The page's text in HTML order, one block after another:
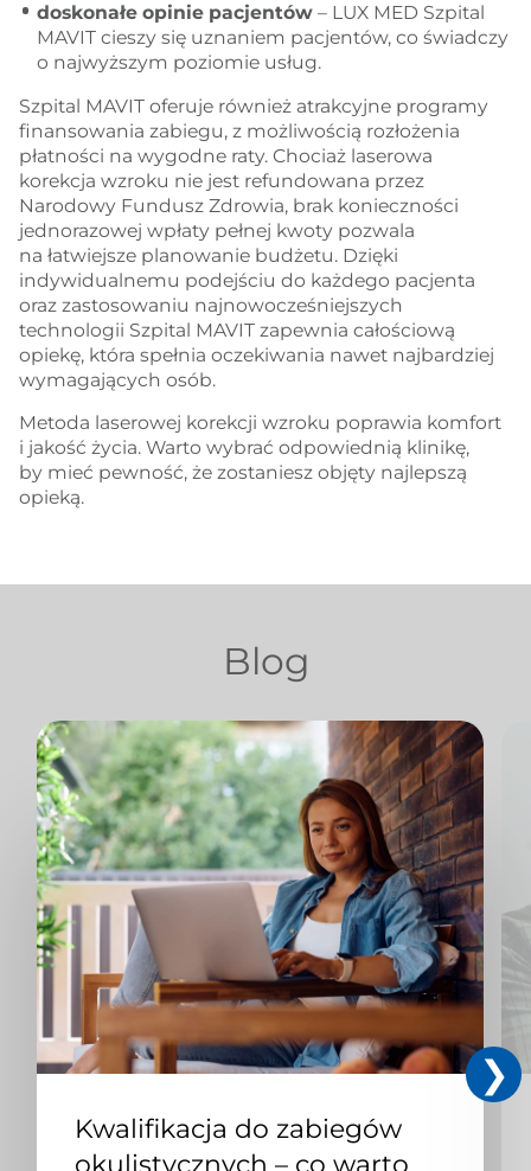
doskonałe opinie pacjentów– LUX MED Szpital
MAVIT cieszy się uznaniem pacjentów, co świadczy
o najwyższym poziomie usług.
Szpital MAVIT oferuje również atrakcyjne programy
finansowania zabiegu, z możliwością rozłożenia
płatności na wygodne raty. Chociaż laserowa
korekcja wzroku nie jest refundowana przez
Narodowy Fundusz Zdrowia, brak konieczności
jednorazowej wpłaty pełnej kwoty pozwala
na łatwiejsze planowanie budżetu. Dzięki
indywidualnemu podejściu do każdego pacjenta
oraz zastosowaniu najnowocześniejszych
technologii Szpital MAVIT zapewnia całościową
opiekę, która spełnia oczekiwania nawet najbardziej
wymagających osób.
Metoda laserowej korekcji wzroku poprawia komfort
i jakość życia. Warto wybrać odpowiednią klinikę,
by mieć pewność, że zostaniesz objęty najlepszą
opieką.
Blog
Kwalifikacja do zabiegów
okulistycznych – co warto